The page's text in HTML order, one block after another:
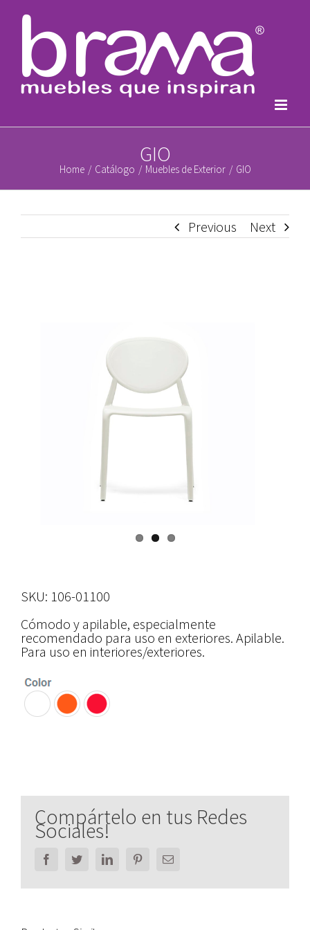
content
GIO
Home / Catálogo / Muebles de Exterior / GIO
Previous Next
SKU: 106-01100
Cómodo y apilable, especialmente
recomendado para uso en exteriores. Apilable.
Para uso en interiores/exteriores.
Compártelo en tus Redes
Sociales!
FacebookTwitterLinkedInPinterestEmail